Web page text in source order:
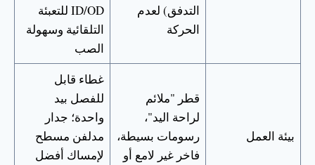
التدفق) لعدم
الحركة
ID/OD للتعبئة
التلقائية وسهولة
الصب
بيئة العمل
قطر "ملائم
لراحة اليد"،
رسومات بسيطة،
فاخر غير لامع أو
غطاء قابل
للفصل بيد
واحدة؛ جدار
مدلفن مسطح
لإمساك أفضل